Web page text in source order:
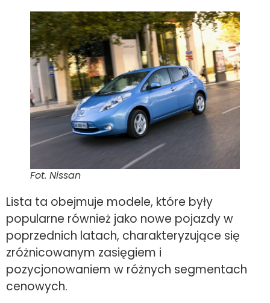
Fot. Nissan
Lista ta obejmuje modele, które były
popularne również jako nowe pojazdy w
poprzednich latach, charakteryzujące się
zróżnicowanym zasięgiem i
pozycjonowaniem w różnych segmentach
cenowych.